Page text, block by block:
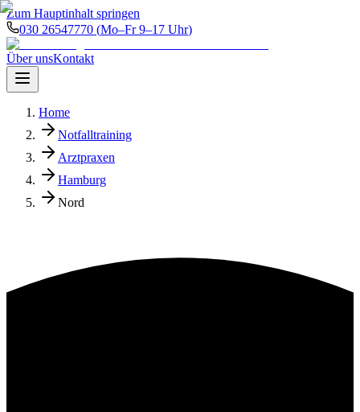
Zum Hauptinhalt springen
030 26547770 (Mo–Fr 9–17 Uhr)
Über unsKontakt
Home
Notfalltraining
Arztpraxen
Hamburg
Nord